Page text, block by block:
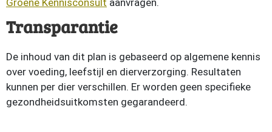
Groene Kennisconsult aanvragen.
Transparantie
De inhoud van dit plan is gebaseerd op algemene kennis
over voeding, leefstijl en dierverzorging. Resultaten
kunnen per dier verschillen. Er worden geen specifieke
gezondheidsuitkomsten gegarandeerd.